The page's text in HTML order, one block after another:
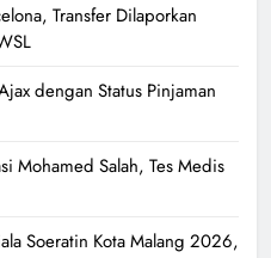
Transfer Dilaporkan
dengan Status Pinjaman
Mohamed Salah, Tes Medis
Soeratin Kota Malang 2026,